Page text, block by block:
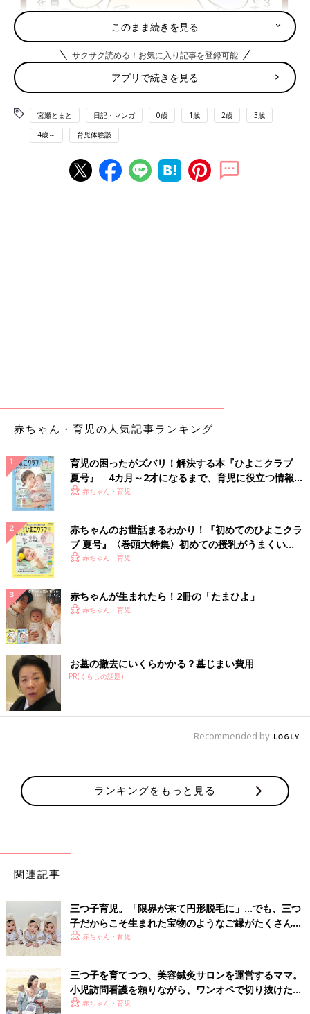
このまま続きを見る
サクサク読める！お気に入り記事を登録可能
アプリで続きを見る
宮瀬とまと 日記・マンガ 0歳 1歳 2歳 3歳
4歳～ 育児体験談
赤ちゃん・育児の人気記事ランキング
育児の困ったがズバリ！解決する本『ひよこクラブ
夏号』 4カ月～2才になるまで、育児に役立つ情報が
いっぱい！
赤ちゃん・育児
赤ちゃんのお世話まるわかり！『初めてのひよこクラ
ブ 夏号』〈巻頭大特集〉初めての授乳がうまくい
く！ おっぱい・ミルクの基本と夏のトラブル 解決テ
赤ちゃん・育児
赤ちゃんが生まれたら！2冊の「たまひよ」
赤ちゃん・育児
お墓の撤去にいくらかかる？墓じまい費用
PR(くらしの話題)
Recommended by
ランキングをもっと見る
関連記事
三つ子育児。「限界が来て円形脱毛に」…でも、三つ
子だからこそ生まれた宝物のようなご縁がたくさん！
【体験談】
赤ちゃん・育児
三つ子を育てつつ、美容鍼灸サロンを運営するママ。
小児訪問看護を頼りながら、ワンオペで切り抜けた赤
ちゃん育児！【多胎インタビュー・後編】
赤ちゃん・育児